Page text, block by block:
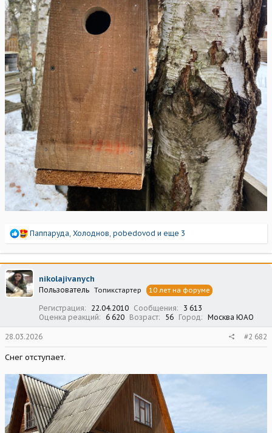
Р
а
к
ц
и
и
Паппаруда, Холоднов, pobedovod и еще 3
nikolajivanych
Пользователь Топикстартер 10 лет на форуме
Регистрация 22.04.2010 Сообщения
3 613
Оценка реакций
6 620 Возраст 56 Город Москва ЮАО
28.03.2026 #2 682
Снег отступает.